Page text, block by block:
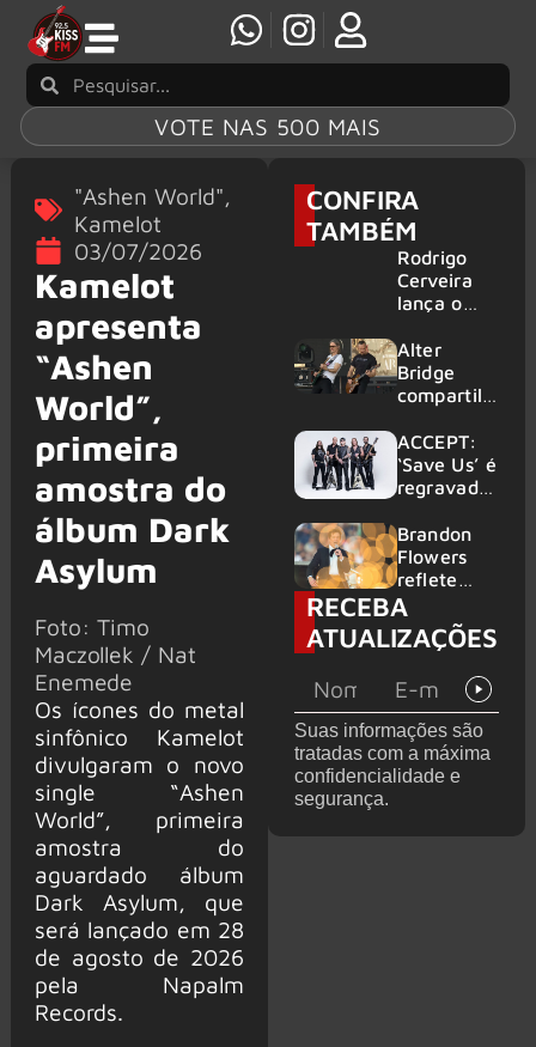
VOTE NAS 500 MAIS
"Ashen World",
Kamelot
03/07/2026
Kamelot
apresenta
“Ashen
World”,
primeira
amostra do
álbum Dark
Asylum
Foto: Timo
Maczollek / Nat
Enemede
Os ícones do metal
sinfônico Kamelot
divulgaram o novo
single “Ashen
World”, primeira
amostra do
aguardado álbum
Dark Asylum, que
será lançado em 28
de agosto de 2026
pela Napalm
Records.
CONFIRA
TAMBÉM
Rodrigo
Cerveira
lança o
Searcher”
Alter
Bridge
compartilh
vivo de
“Fortress”
gravada
am Ring
2026
ACCEPT:
‘Save Us’ é
regravada
membros
do GHOST
e KORN
Brandon
Flowers
reflete
sobre o
futuro e
levanta
de de
deixar os
palcos
RECEBA
ATUALIZAÇÕES
Suas informações são
tratadas com a máxima
confidencialidade e
segurança.